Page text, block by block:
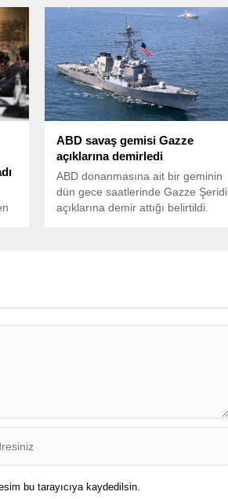
Başkanı Rafael Grossi, tesiste ciddi
yapısal hasar meydana gelmiş
olabileceği uyarısında bulundu.
ABD savaş gemisi Gazze
açıklarına demirledi
ABD donanmasına ait bir geminin
dün gece saatlerinde Gazze Şeridi
açıklarına demir attığı belirtildi.
bu tarayıcıya kaydedilsin.